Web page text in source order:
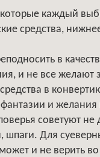
каждый
средства,
в
и не все желают
в
фантазии и желания
советуют
шпаги. Для
и не верить